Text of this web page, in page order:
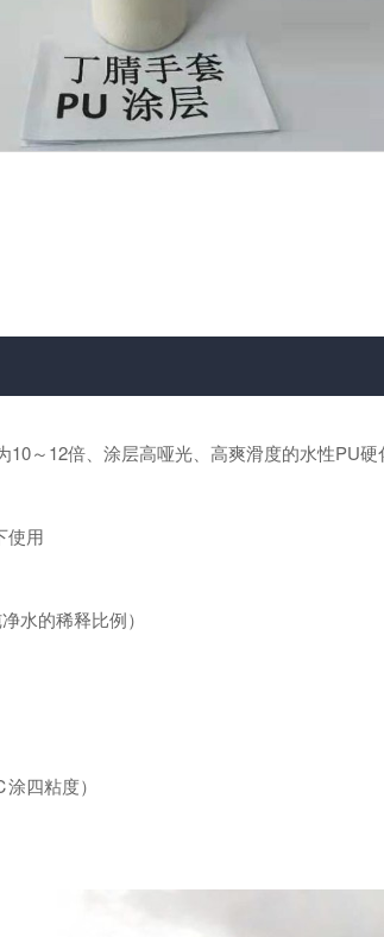
10～12倍、涂层高哑光、高爽滑度的水性PU
使用
水的稀释比例）
四粘度）